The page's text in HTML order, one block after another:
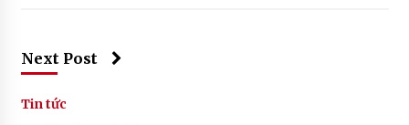
Next Post
Tin tức